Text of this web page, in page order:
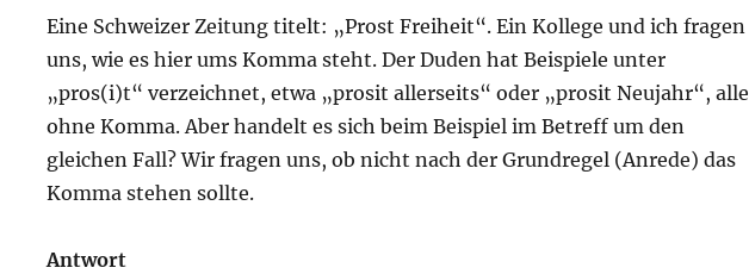
Eine Schweizer Zeitung titelt: „Prost Freiheit“. Ein Kollege und ich fragen
uns, wie es hier ums Komma steht. Der Duden hat Beispiele unter
„pros(i)t“ verzeichnet, etwa „prosit allerseits“ oder „prosit Neujahr“, alle
ohne Komma. Aber handelt es sich beim Beispiel im Betreff um den
gleichen Fall? Wir fragen uns, ob nicht nach der Grundregel (Anrede) das
Komma stehen sollte.
Antwort